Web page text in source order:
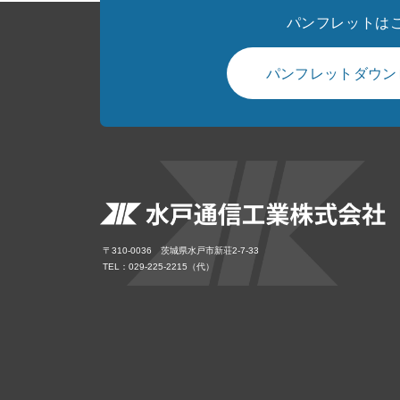
パンフレットは
パンフレットダウン
〒310-0036 茨城県水戸市新荘2-7-33
TEL：029-225-2215（代）